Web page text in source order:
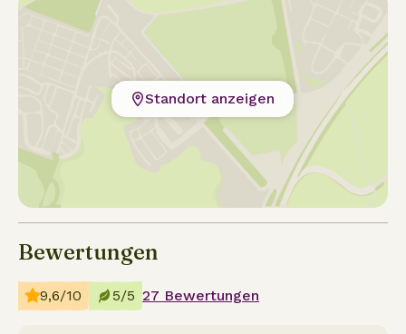
Standort anzeigen
Bewertungen
9,6/10 5/5 27 Bewertungen